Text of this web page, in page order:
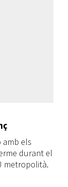
els
durant el
metropolità.